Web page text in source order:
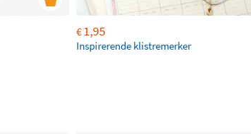
€1,95
Inspirerende klistremerker